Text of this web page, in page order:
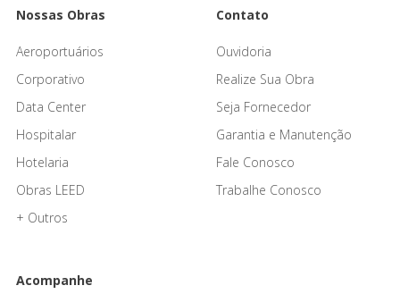
Nossas Obras
Aeroportuários
Corporativo
Data Center
Hospitalar
Hotelaria
Obras LEED
+ Outros
Contato
Ouvidoria
Realize Sua Obra
Seja Fornecedor
Garantia e Manutenção
Fale Conosco
Trabalhe Conosco
Acompanhe